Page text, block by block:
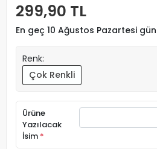
299,90 TL
En geç 10 Ağustos Pazartesi
Renk:
Çok Renkli
Ürüne
Yazılacak
İsim *